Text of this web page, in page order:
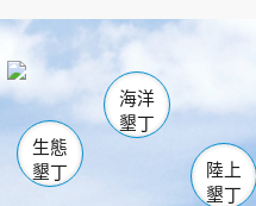
海生館
恆春
龍鑾潭自然中心
瓊麻館
關山
白砂
生態
墾丁
海洋
墾丁
陸上
墾丁